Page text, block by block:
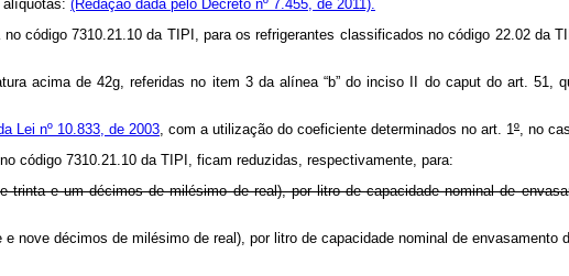
(Redação dada pelo Decreto nº 7.455, de 2011).
código 7310.21.10 da TIPI, para os refrigerantes classificados no código 22.02 da
acima de 42g, referidas no item 3 da alínea “b” do inciso II do caput do art. 51,
Lei nº 10.833, de 2003, com a utilização do coeficiente determinados no art. 1º, no
código 7310.21.10 da TIPI, ficam reduzidas, respectivamente, para:
e um décimos de milésimo de real), por litro de capacidade nominal de
nove décimos de milésimo de real), por litro de capacidade nominal de envasamento